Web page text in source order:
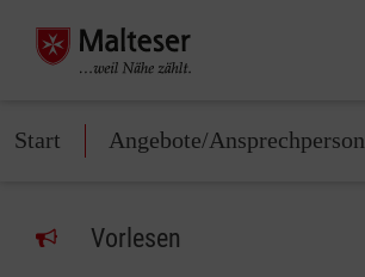
Start Angebote/Ansprechperson
Vorlesen